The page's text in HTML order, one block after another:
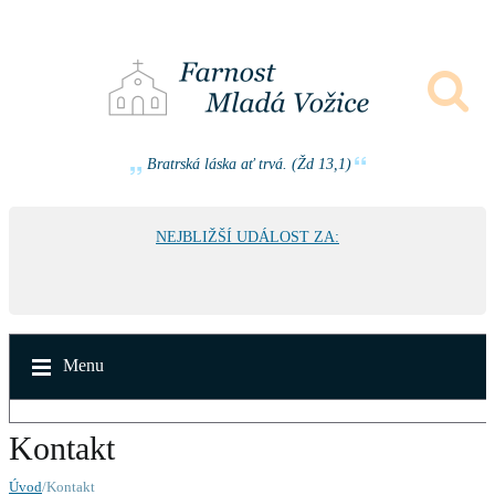
Bratrská láska ať trvá. (Žd 13,1)
NEJBLIŽŠÍ UDÁLOST ZA:
Menu
Kontakt
Úvod/Kontakt